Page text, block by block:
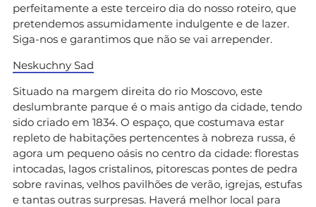
perfeitamente a este terceiro dia do nosso roteiro, que
pretendemos assumidamente indulgente e de lazer.
Siga-nos e garantimos que não se vai arrepender.
Neskuchny Sad
Situado na margem direita do rio Moscovo, este
deslumbrante parque é o mais antigo da cidade, tendo
sido criado em 1834. O espaço, que costumava estar
repleto de habitações pertencentes à nobreza russa, é
agora um pequeno oásis no centro da cidade: florestas
intocadas, lagos cristalinos, pitorescas pontes de pedra
sobre ravinas, velhos pavilhões de verão, igrejas, estufas
e tantas outras surpresas. Haverá melhor local para